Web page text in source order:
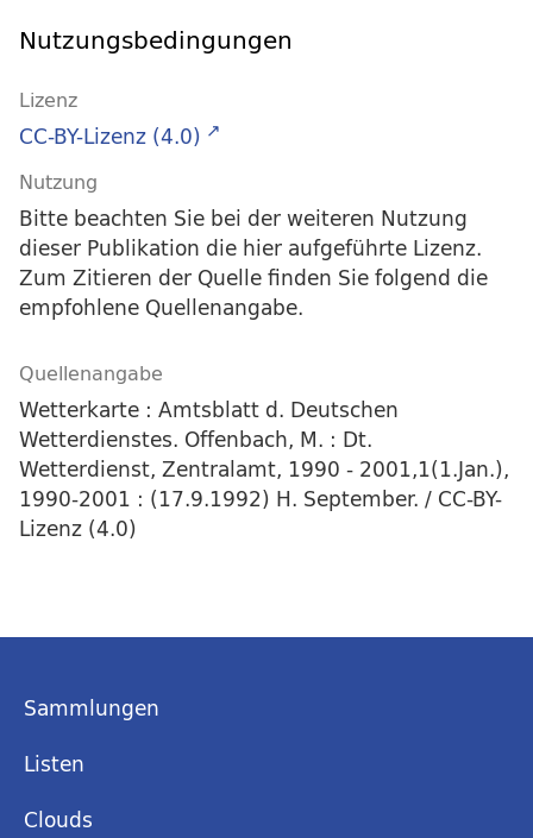
Nutzungsbedingungen
Lizenz
CC-BY-Lizenz (4.0)
Nutzung
Bitte beachten Sie bei der weiteren Nutzung
dieser Publikation die hier aufgeführte Lizenz.
Zum Zitieren der Quelle finden Sie folgend die
empfohlene Quellenangabe.
Quellenangabe
Wetterkarte : Amtsblatt d. Deutschen
Wetterdienstes. Offenbach, M. : Dt.
Wetterdienst, Zentralamt, 1990 - 2001,1(1.Jan.),
1990-2001 : (17.9.1992) H. September. / CC-BY-
Lizenz (4.0)
Sammlungen
Listen
Clouds